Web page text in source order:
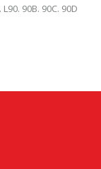
90B. 90C. 90D